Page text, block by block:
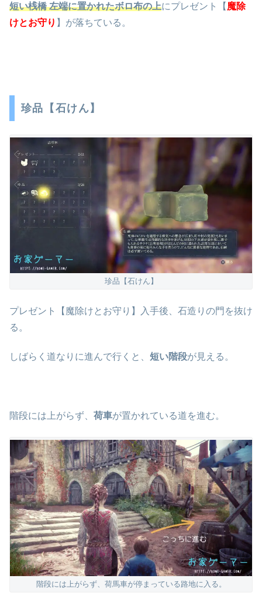
短い桟橋 左端に置かれたボロ布の上にプレゼント【 魔除
けとお守り 】が落ちている。
珍品【石けん】
珍品【石けん】
プレゼント【魔除けとお守り】入手後、石造りの門を抜け
る。
しばらく道なりに進んで行くと、 短い階段が見える。
階段には上がらず、 荷車が置かれている道を進む。
階段には上がらず、荷馬車が停まっている路地に入る。